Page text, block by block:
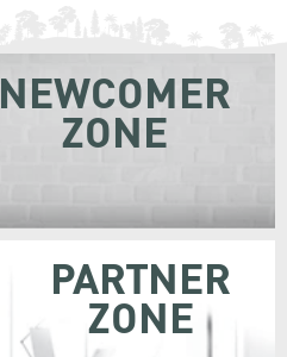
NEWCOMER
ZONE
PARTNER
ZONE